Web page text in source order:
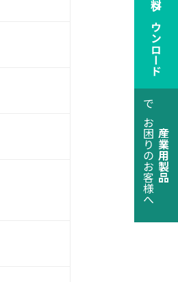
産業用製品
でお困りのお客様へ